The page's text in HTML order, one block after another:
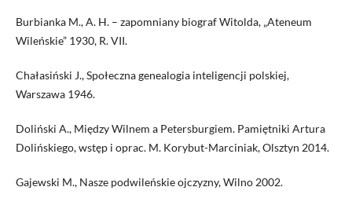
Burbianka M., A. H. – zapomniany biograf Witolda, „Ateneum
Wileńskie” 1930, R. VII.
Chałasiński J., Społeczna genealogia inteligencji polskiej,
Warszawa 1946.
Doliński A., Między Wilnem a Petersburgiem. Pamiętniki Artura
Dolińskiego, wstęp i oprac. M. Korybut-Marciniak, Olsztyn 2014.
Gajewski M., Nasze podwileńskie ojczyzny, Wilno 2002.